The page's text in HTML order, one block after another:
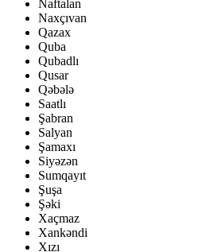
Naftalan
Naxçıvan
Qazax
Quba
Qubadlı
Qusar
Qəbələ
Saatlı
Şabran
Salyan
Şamaxı
Siyəzən
Sumqayıt
Şuşa
Şəki
Xaçmaz
Xankəndi
Xızı